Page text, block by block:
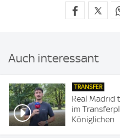
Auch interessant
TRANSFER
Real Madrid
im
Königlichen